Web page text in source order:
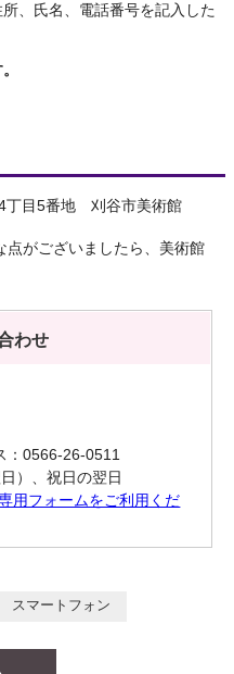
、氏名、電話番号を記入した
丁目5番地 刈谷市美術館
がございましたら、美術館
わせ
0566-26-0511
）、祝日の翌日
用フォームをご利用くだ
スマートフォン